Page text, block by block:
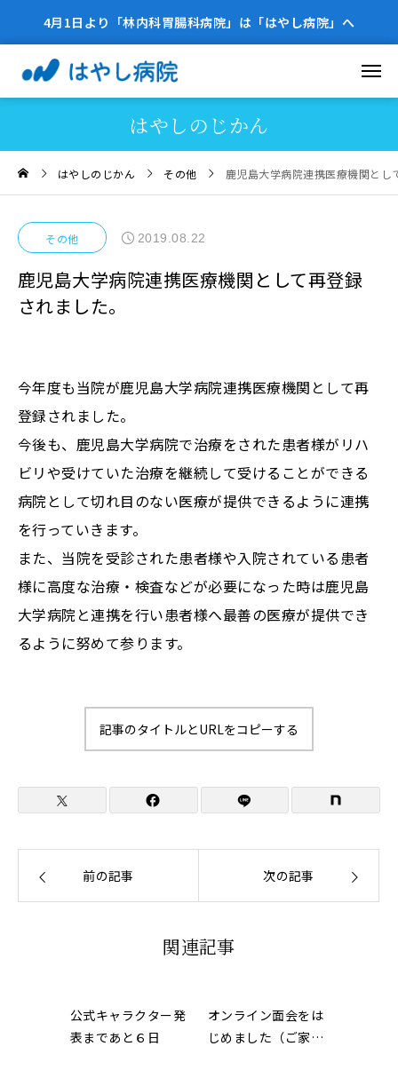
4月1日より「林内科胃腸科病院」は「はやし病院」へ
はやしのじかん
はやしのじかん その他 鹿児島大学病院連携医療機関とし
その他 2019.08.22
鹿児島大学病院連携医療機関として再登録
されました。
今年度も当院が鹿児島大学病院連携医療機関として再
登録されました。
今後も、鹿児島大学病院で治療をされた患者様がリハ
ビリや受けていた治療を継続して受けることができる
病院として切れ目のない医療が提供できるように連携
を行っていきます。
また、当院を受診された患者様や入院されている患者
様に高度な治療・検査などが必要になった時は鹿児島
大学病院と連携を行い患者様へ最善の医療が提供でき
るように努めて参ります。
記事のタイトルとURLをコピーする
前の記事 次の記事
関連記事
公式キャラクター発
表まであと６日
オンライン面会をは
じめました（ご家族